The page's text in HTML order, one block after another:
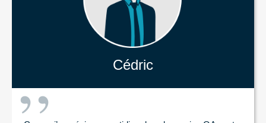
Cédric